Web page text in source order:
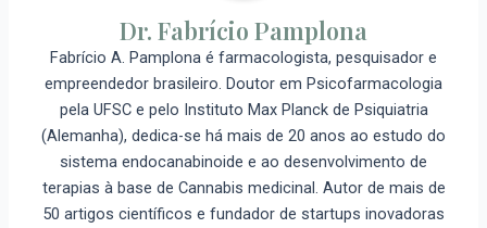
Dr. Fabrício Pamplona
Fabrício A. Pamplona é farmacologista, pesquisador e
empreendedor brasileiro. Doutor em Psicofarmacologia
pela UFSC e pelo Instituto Max Planck de Psiquiatria
(Alemanha), dedica-se há mais de 20 anos ao estudo do
sistema endocanabinoide e ao desenvolvimento de
terapias à base de Cannabis medicinal. Autor de mais de
50 artigos científicos e fundador de startups inovadoras